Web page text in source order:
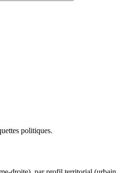
politiques.